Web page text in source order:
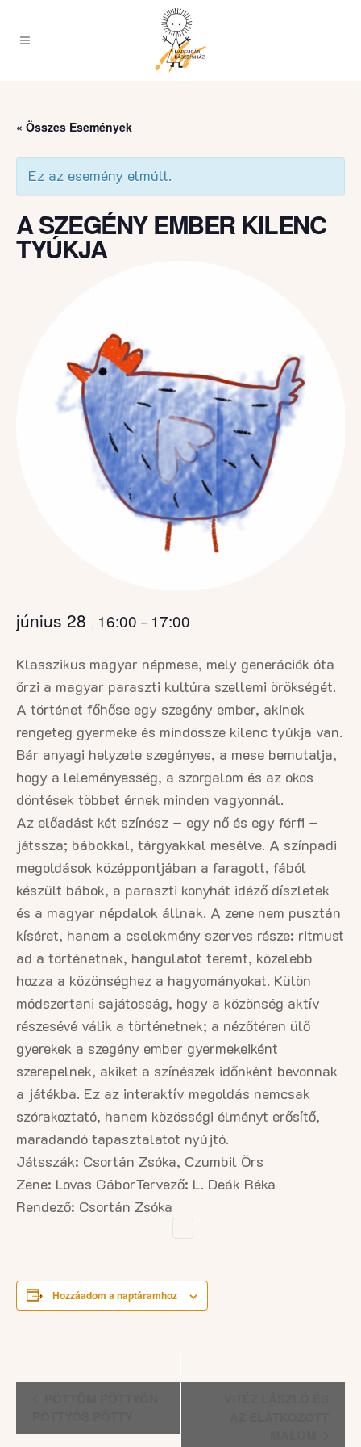
« Összes Események
Ez az esemény elmúlt.
A SZEGÉNY EMBER KILENC
TYÚKJA
június 28 , 16:00 – 17:00
Klasszikus magyar népmese, mely generációk óta
őrzi a magyar paraszti kultúra szellemi örökségét.
A történet főhőse egy szegény ember, akinek
rengeteg gyermeke és mindössze kilenc tyúkja van.
Bár anyagi helyzete szegényes, a mese bemutatja,
hogy a leleményesség, a szorgalom és az okos
döntések többet érnek minden vagyonnál.
Az előadást két színész – egy nő és egy férfi –
játssza; bábokkal, tárgyakkal mesélve. A színpadi
megoldások középpontjában a faragott, fából
készült bábok, a paraszti konyhát idéző díszletek
és a magyar népdalok állnak. A zene nem pusztán
kíséret, hanem a cselekmény szerves része: ritmust
ad a történetnek, hangulatot teremt, közelebb
hozza a közönséghez a hagyományokat. Külön
módszertani sajátosság, hogy a közönség aktív
részesévé válik a történetnek; a nézőtéren ülő
gyerekek a szegény ember gyermekeiként
szerepelnek, akiket a színészek időnként bevonnak
a játékba. Ez az interaktív megoldás nemcsak
szórakoztató, hanem közösségi élményt erősítő,
maradandó tapasztalatot nyújtó.
Játsszák: Csortán Zsóka, Czumbil Örs
Zene: Lovas GáborTervező: L. Deák Réka
Rendező: Csortán Zsóka
Hozzáadom a naptáramhoz
Esemény